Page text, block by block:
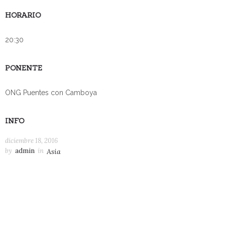
HORARIO
20:30
PONENTE
ONG Puentes con Camboya
INFO
diciembre 18, 2016
by admin in Asia